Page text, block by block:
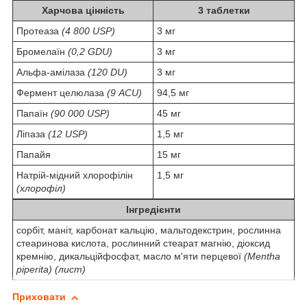
Харчова цінність
3 таблетки
Протеаза (4 800 USP)
3 мг
Бромелаїн (0,2 GDU)
3 мг
Альфа-амілаза (120 DU)
3 мг
Фермент целюлаза (9 ACU)
94,5 мг
Папаїн (90 000 USP)
45 мг
Ліпаза (12 USP)
1,5 мг
Папайя
15 мг
Натрій-мідний хлорофілін
(хлорофіл)
1,5 мг
Інгредієнти
сорбіт, маніт, карбонат кальцію, мальтодекстрин, рослинна
стеаринова кислота, рослинний стеарат магнію, діоксид
кремнію, дикальційфосфат, масло м'яти перцевої (Mentha
piperita) (лист)
Приховати